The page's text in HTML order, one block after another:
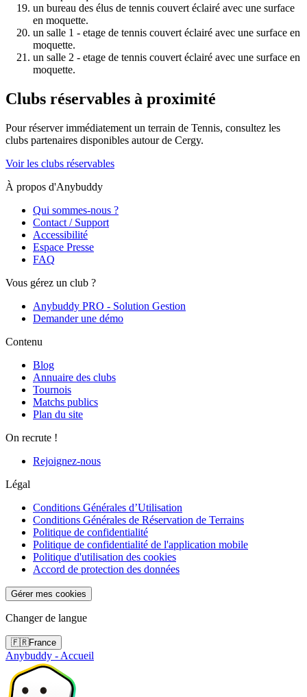
un bureau des élus de tennis couvert éclairé avec une surface
en moquette.
un salle 1 - etage de tennis couvert éclairé avec une surface en
moquette.
un salle 2 - etage de tennis couvert éclairé avec une surface en
moquette.
Clubs réservables à proximité
Pour réserver immédiatement un terrain de Tennis, consultez les
clubs partenaires disponibles autour de Cergy.
Voir les clubs réservables
À propos d'Anybuddy
Qui sommes-nous ?
Contact / Support
Accessibilité
Espace Presse
FAQ
Vous gérez un club ?
Anybuddy PRO - Solution Gestion
Demander une démo
Contenu
Blog
Annuaire des clubs
Tournois
Matchs publics
Plan du site
On recrute !
Rejoignez-nous
Légal
Conditions Générales d’Utilisation
Conditions Générales de Réservation de Terrains
Politique de confidentialité
Politique de confidentialité de l'application mobile
Politique d'utilisation des cookies
Accord de protection des données
Gérer mes cookies
Changer de langue
🇫🇷France
Anybuddy - Accueil